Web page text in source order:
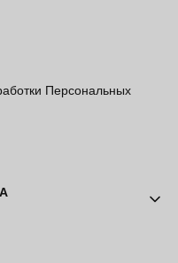
Персональных